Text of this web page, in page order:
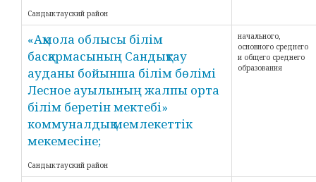
Сандыктауский район
«Ақмола облысы білім
басқармасының Сандықтау
ауданы бойынша білім бөлімі
Лесное ауылының жалпы орта
білім беретін мектебі»
коммуналдық мемлекеттік
мекемесіне;
Сандыктауский район
начального,
основного среднего
и общего среднего
образования